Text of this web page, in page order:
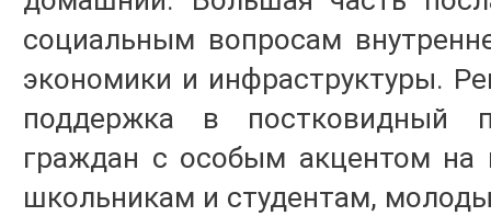
социальным вопросам
экономики и инфраструктуры.
поддержка в постковидный
граждан с особым акцентом
школьникам и студентам,